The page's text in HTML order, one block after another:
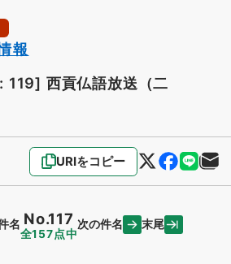
報
119] 西貢仏語放送（二
URIをコピー
名 No.117
全157点中
次の件名 末尾